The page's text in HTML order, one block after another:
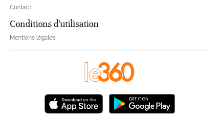
Contact
Conditions d'utilisation
Mentions légales